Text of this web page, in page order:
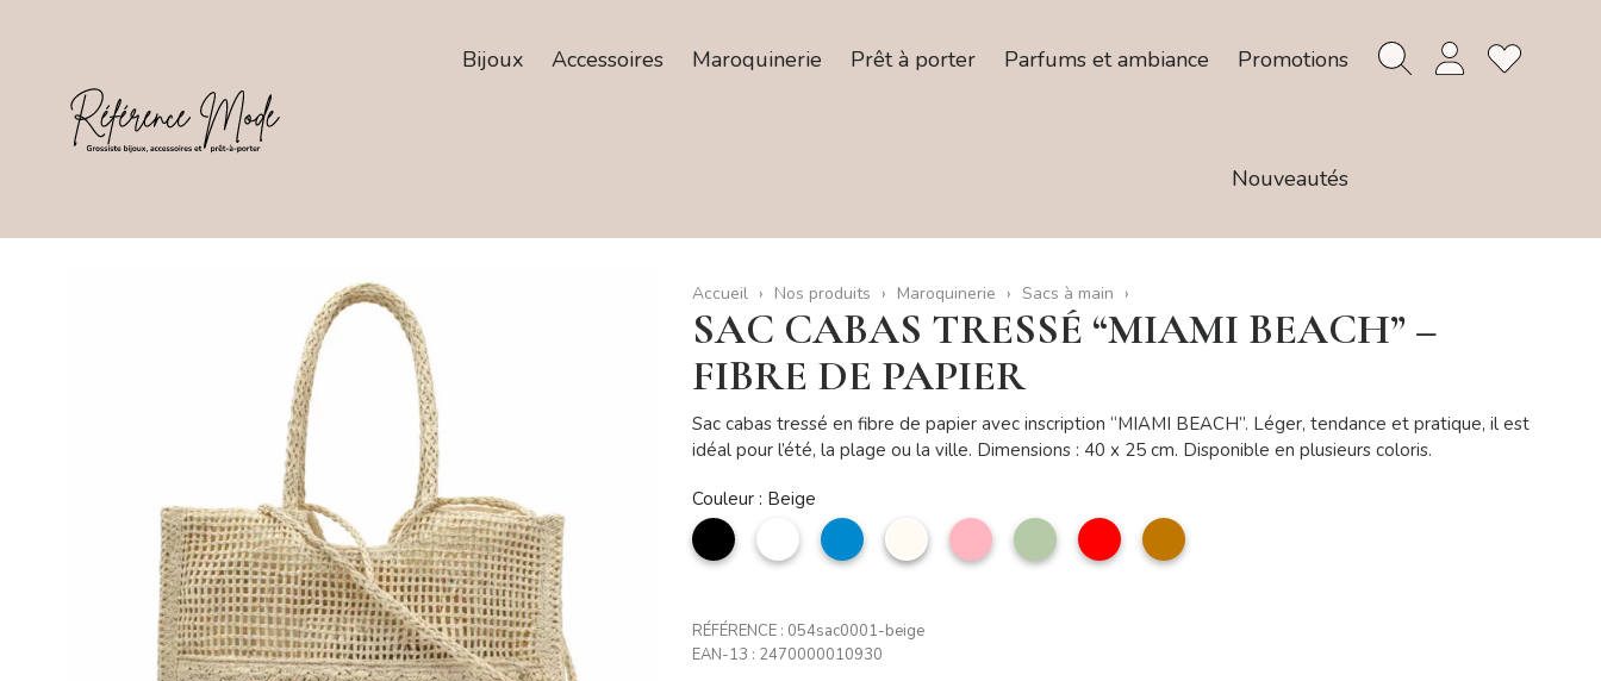
Bijoux Accessoires Maroquinerie Prêt à porter Parfums et ambiance Promotions
Nouveautés
Accueil Nos produits Maroquinerie Sacs à main
SAC CABAS TRESSÉ “MIAMI BEACH” –
FIBRE DE PAPIER
Sac cabas tressé en fibre de papier avec inscription “MIAMI BEACH”. Léger, tendance et pratique, il est
idéal pour l’été, la plage ou la ville. Dimensions : 40 x 25 cm. Disponible en plusieurs coloris.
Couleur : Beige
noir Blanc
bleu
jean
Beige
Rose
clair
Vert
amande
Rouge camel
RÉFÉRENCE : 054sac0001-beige
EAN-13 : 2470000010930